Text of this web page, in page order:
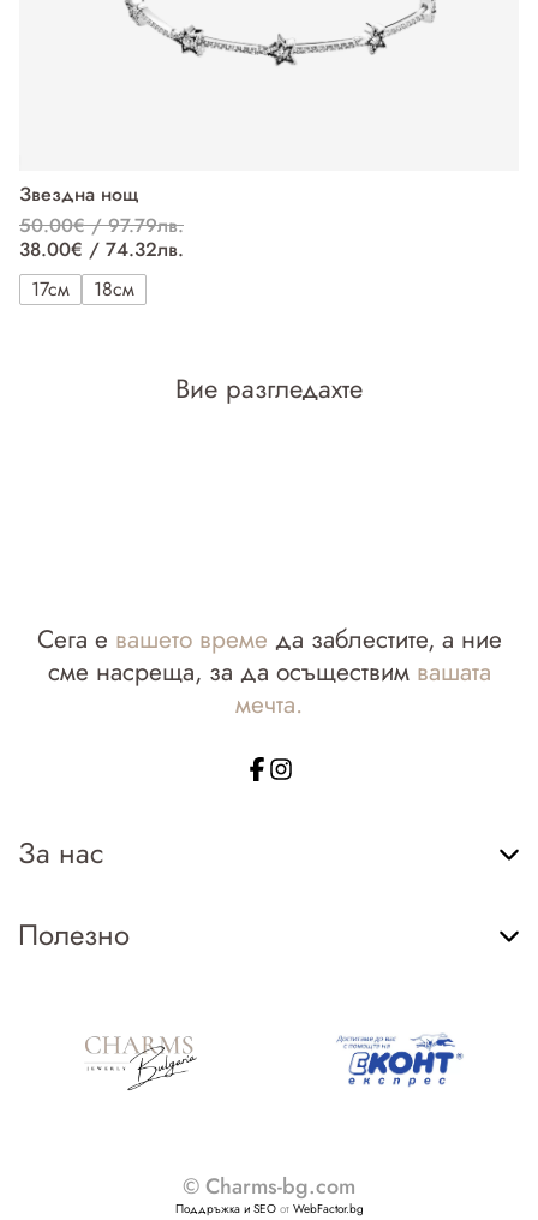
Звездна нощ
50.00€ / 97.79лв.
38.00€ / 74.32лв.
17см
18см
Вие разгледахте
Сега е вашето време да заблестите, а ние
сме насреща, за да осъществим вашата
мечта.
За нас
Полезно
© Charms-bg.com
Поддръжка и SEOот WebFactor.bg